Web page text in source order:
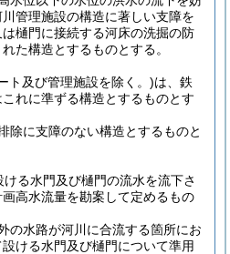
管理施設の構造に著しい支障を
樋門に接続する河床の洗掘の防
た構造とするものとする。
ト及び管理施設を除く。)は、鉄
れに準ずる構造とするものとす
除に支障のない構造とするものと
る水門及び樋門の流水を流下さ
高水流量を勘案して定めるもの
の水路が河川に合流する箇所にお
ける水門及び樋門について準用